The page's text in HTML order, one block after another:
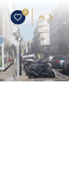
0
FR